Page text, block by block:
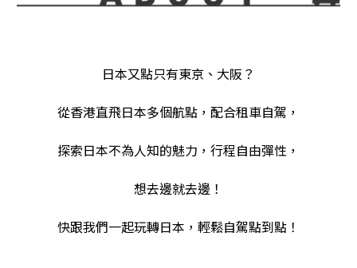
日本又點只有東京、大阪？
從香港直飛日本多個航點，配合租車自駕，
探索日本不為人知的魅力，行程自由彈性，
想去邊就去邊！
快跟我們一起玩轉日本，輕鬆自駕點到點！